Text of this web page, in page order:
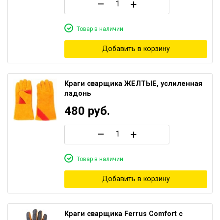
Товар в наличии
– +
Добавить в корзину
Краги сварщика ЖЕЛТЫЕ, услиленная
ладонь
Товар в наличии
480 руб.
–
+
Добавить в корзину
Краги сварщика Ferrus Comfort c